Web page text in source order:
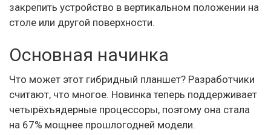
закрепить устройство в вертикальном положении на
столе или другой поверхности.
Основная начинка
Что может этот гибридный планшет? Разработчики
считают, что многое. Новинка теперь поддерживает
четырёхъядерные процессоры, поэтому она стала
на 67% мощнее прошлогодней модели.